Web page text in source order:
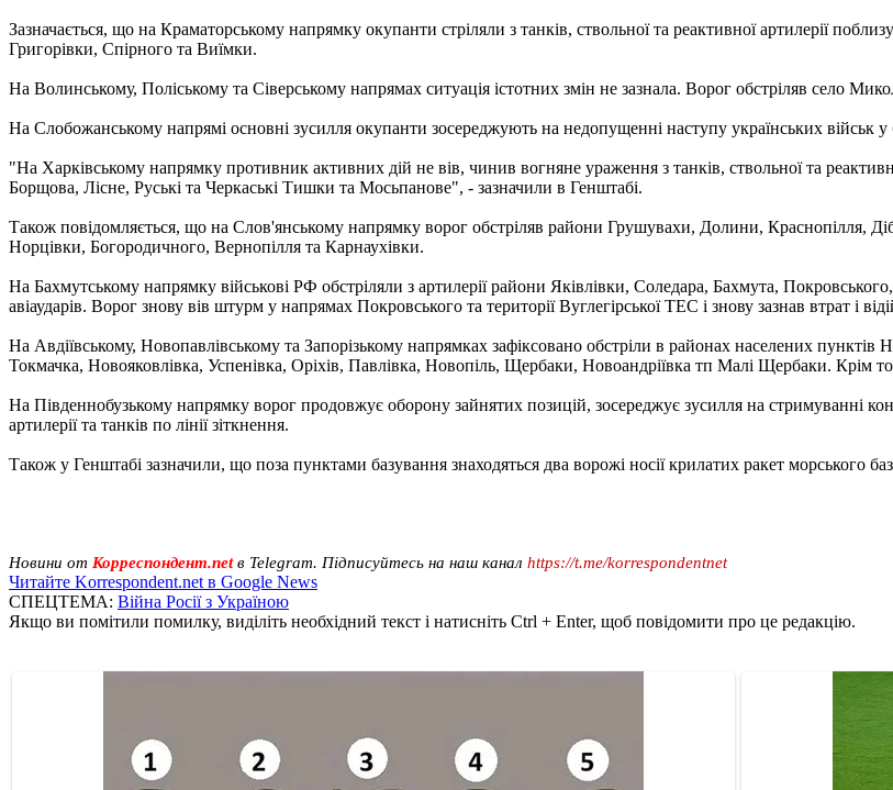
Зазначається, що на Краматорському напрямку окупанти стріляли з танків, ствольної та реактивної артилерії
Григорівки, Спірного та Виїмки.
На Волинському, Поліському та Сіверському напрямах ситуація істотних змін не зазнала. Ворог обстріляв село
На Слобожанському напрямі основні зусилля окупанти зосереджують на недопущенні наступу українських військ у
"На Харківському напрямку противник активних дій не вів, чинив вогняне ураження з танків, ствольної та
Борщова, Лісне, Руські та Черкаські Тишки та Мосьпанове", - зазначили в Генштабі.
Також повідомляється, що на Слов'янському напрямку ворог обстріляв райони Грушувахи, Долини, Краснопілля,
Норцівки, Богородичного, Вернопілля та Карнаухівки.
На Бахмутському напрямку військові РФ обстріляли з артилерії райони Яківлівки, Соледара, Бахмута,
авіаударів. Ворог знову вів штурм у напрямах Покровського та території Вуглегірської ТЕС і знову зазнав втрат і
На Авдіївському, Новопавлівському та Запорізькому напрямках зафіксовано обстріли в районах населених
Токмачка, Новояковлівка, Успенівка, Оріхів, Павлівка, Новопіль, Щербаки, Новоандріївка тп Малі Щербаки. Крім
На Південнобузькому напрямку ворог продовжує оборону зайнятих позицій, зосереджує зусилля на стримуванні
артилерії та танків по лінії зіткнення.
Також у Генштабі зазначили, що поза пунктами базування знаходяться два ворожі носії крилатих ракет морського
Новини от Корреспондент.netв Telegram. Підписуйтесь на наш канал https://t.me/korrespondentnet
Читайте Korrespondent.net в Google News
СПЕЦТЕМА: Війна Росії з Україною
Якщо ви помітили помилку, виділіть необхідний текст і натисніть Ctrl + Enter, щоб повідомити про це редакцію.